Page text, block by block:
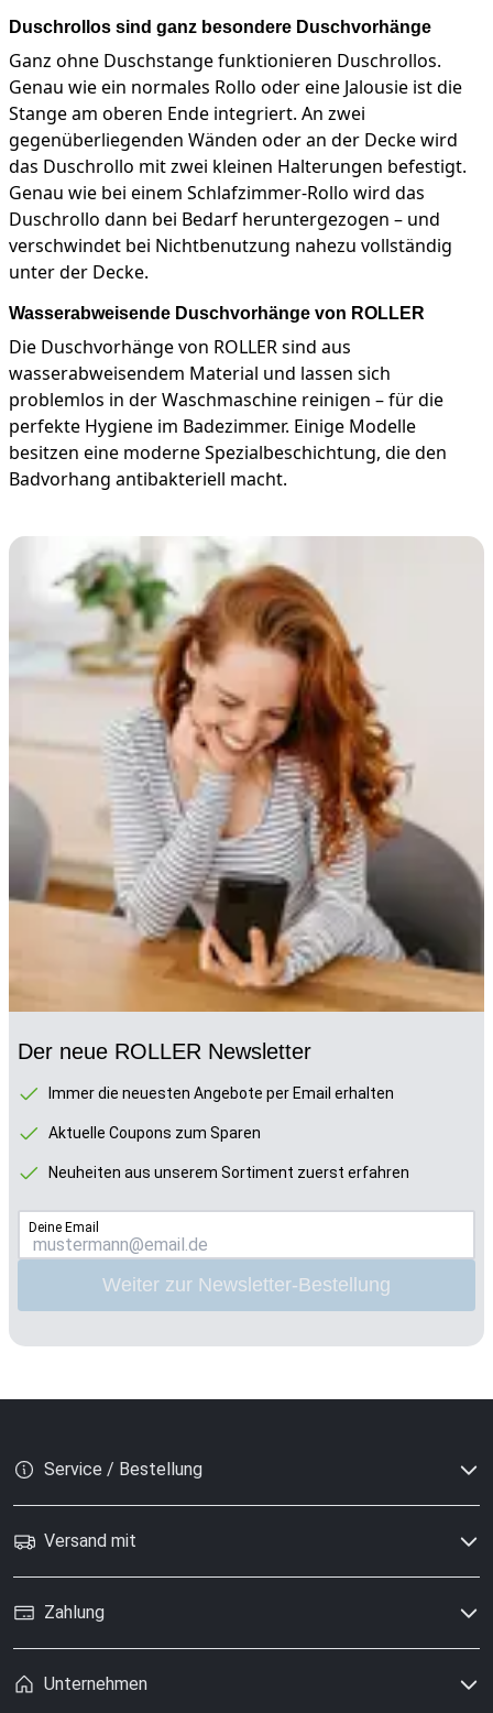
Duschrollos sind ganz besondere Duschvorhänge
Ganz ohne Duschstange funktionieren Duschrollos.
Genau wie ein normales Rollo oder eine Jalousie ist die
Stange am oberen Ende integriert. An zwei
gegenüberliegenden Wänden oder an der Decke wird
das Duschrollo mit zwei kleinen Halterungen befestigt.
Genau wie bei einem Schlafzimmer-Rollo wird das
Duschrollo dann bei Bedarf heruntergezogen – und
verschwindet bei Nichtbenutzung nahezu vollständig
unter der Decke.
Wasserabweisende Duschvorhänge von ROLLER
Die Duschvorhänge von ROLLER sind aus
wasserabweisendem Material und lassen sich
problemlos in der Waschmaschine reinigen – für die
perfekte Hygiene im Badezimmer. Einige Modelle
besitzen eine moderne Spezialbeschichtung, die den
Badvorhang antibakteriell macht.
Der neue ROLLER Newsletter
Immer die neuesten Angebote per Email erhalten
Aktuelle Coupons zum Sparen
Neuheiten aus unserem Sortiment zuerst erfahren
Deine Email
Weiter zur Newsletter-Bestellung
Service / Bestellung
Versand mit
Zahlung
Unternehmen